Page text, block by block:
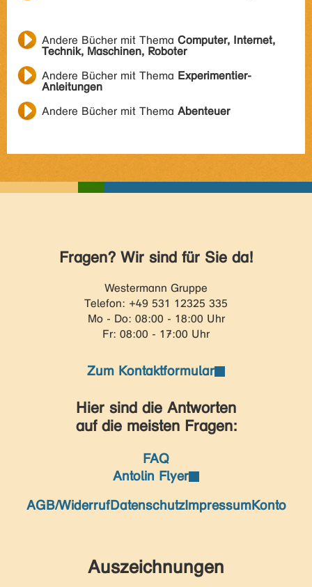
Andere Bücher mit Thema Computer, Internet,
Technik, Maschinen, Roboter
Andere Bücher mit Thema Experimentier-
Anleitungen
Andere Bücher mit Thema Abenteuer